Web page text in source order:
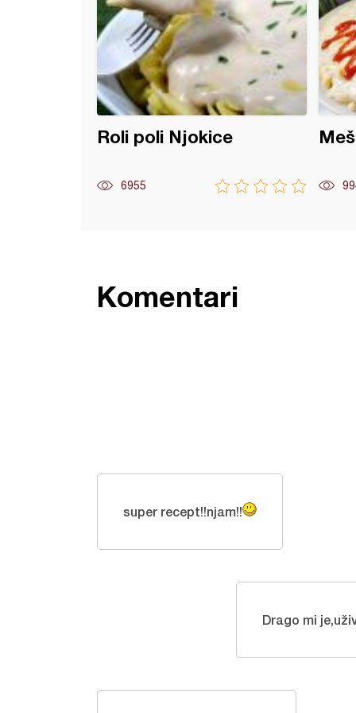
Roli poli Njokice
6955
Komentari
super recept!!njam!!
Drago mi